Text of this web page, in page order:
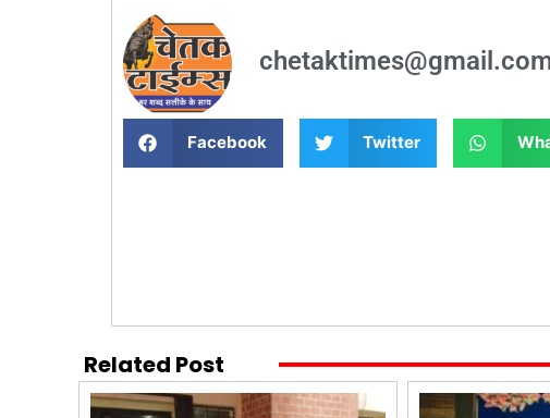
Facebook Twitter
Related Post